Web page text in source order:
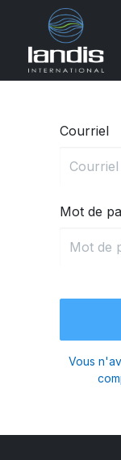
Courriel
Mot de
Vous